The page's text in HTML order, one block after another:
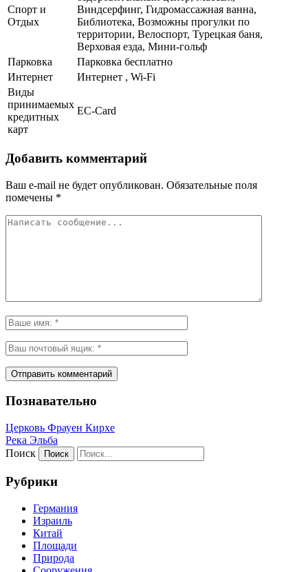
Спорт и
Отдых
Виндсерфинг, Гидромассажная ванна,
Библиотека, Возможны прогулки по
территории, Велоспорт, Турецкая баня,
Верховая езда, Мини-гольф
Парковка
Парковка бесплатно
Интернет
Интернет , Wi-Fi
Виды
принимаемых
кредитных
карт
EC-Card
Добавить комментарий
Ваш e-mail не будет опубликован. Обязательные поля
помечены *
Познавательно
Церковь Фрауен Кирхе
Река Эльба
Поиск
Рубрики
Германия
Израиль
Китай
Площади
Природа